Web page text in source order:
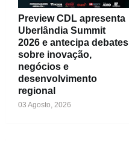
Preview CDL apresenta
Uberlândia Summit
2026 e antecipa debates
sobre inovação,
negócios e
desenvolvimento
regional
03 Agosto, 2026